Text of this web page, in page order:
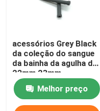
acessórios Grey Black
da coleção do sangue
da bainha da agulha de
22mm 23mm
Melhor preço